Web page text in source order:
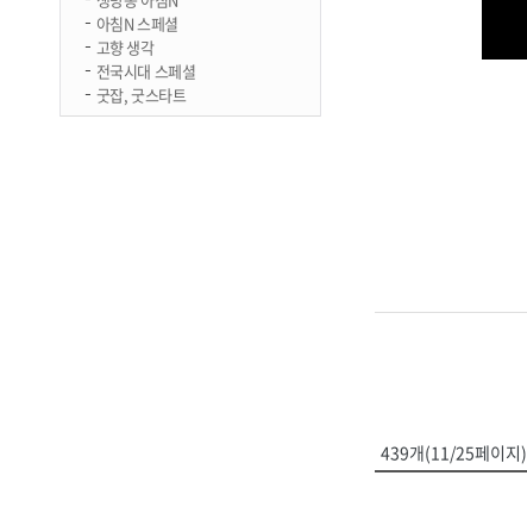
아침N 스페셜
고향 생각
전국시대 스페셜
굿잡, 굿스타트
439개(11/25페이지)